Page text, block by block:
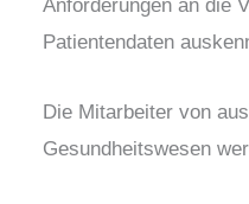
Anforderungen an die
Patientendaten
Die Mitarbeiter von
Gesundheitswesen